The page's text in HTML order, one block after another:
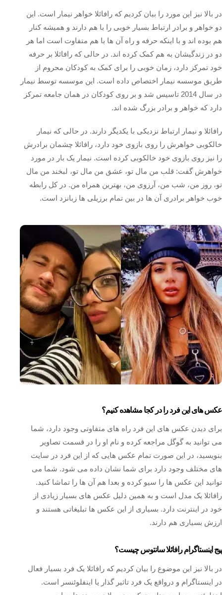
در بالا نیز این مورد را بیان کردیم که رافائلا خواهر نیمار است. این
دو خواهر و برادر ارتباط بسیار خوبی را با هم دارند و همیشه کنار
هم بوده اند و با اینکه حرفه و راه آن ها با هم متفاوت است اما هر
دو در زندگیشان به هم کمک کرده اند. در حالی که رافائلا بر حرفه
خود تمرکز دارد، زمان خوبی را برای کمک به کودکان محروم از
طریق موسسه نیمار اختصاص داده است. این موسسه توسط نیمار
در سال 2014 تاسیس شد و بر روی کودکان در همان جامعه تمرکز
دارد که خواهر و برادر بزرگ شده اند.
رافائلا و نیمار ارتباط نزدیکی با یکدیگر دارند. در حالی که نیمار
خالکوبی خواهرش را روی بازوی خود دارد، رافائلا چشمان برادرش
را نیز روی بازوی خود خالکوبی کرده است. نیمار یک بار در مورد
خواهرش گفت: قلب من مال تو، عشق من مال تو، لبخند من مال
تو، روز من، شب من، آرزوی من، بهترین همراه من. در کل رابطه
خوب خواهر برادری آن ها در بین تمام برزیلی ها زبانزد است.
عکس های این فرد را در کجا مشاهده کنیم؟
برای دیدن عکس های این فرد راه های متفاوتی وجود دارد، شما
می توانید به گوگل مراجعه کرده و نام او را در قسمت تصاویر
بنویسید، در این صورت تمام عکس هایی که از این فرد در سایت
های مختلف وجود دارد برای شما نشان داده می شود. شما می
توانید این عکس ها را سیو کرده و بعدا هم آن ها را تماشا کنید.
رافائلا یک مدل است و به همین دلیل عکس های بسیار زیادی از
خود در اینترنت دارد. بسیاری از این عکس ها تبلیغاتی هستند و
ارزش بسیاری هم دارند.
پیج اینستاگرام رافائلا سانتوس چیست؟
در بالا نیز این موضوع را بیان کردیم که رافائلا یک فرد بسیار فعال
در اینستاگرام و درواقع یک فرد تاثیر گذار یا اینفلوئنسر است.